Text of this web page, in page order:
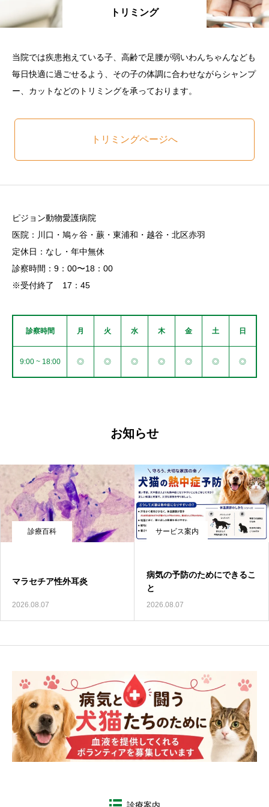
トリミング
当院では疾患抱えている子、高齢で足腰が弱いわんちゃんなども
毎日快適に過ごせるよう、その子の体調に合わせながらシャンプ
ー、カットなどのトリミングを承っております。
トリミングページへ
ピジョン動物愛護病院
医院：川口・鳩ヶ谷・蕨・東浦和・越谷・北区赤羽
定休日：なし・年中無休
診察時間：9：00〜18：00
※受付終了 17：45
診察時間 月 火 水 木 金 土 日
9:00 ~ 18:00 ◎ ◎ ◎ ◎ ◎ ◎ ◎
お知らせ
サービス案内
病気の予防のためにできるこ
と
2026.08.07
サービス案内
飼い主様満足度アンケートへ
ご協力のお願い
2026.07.24